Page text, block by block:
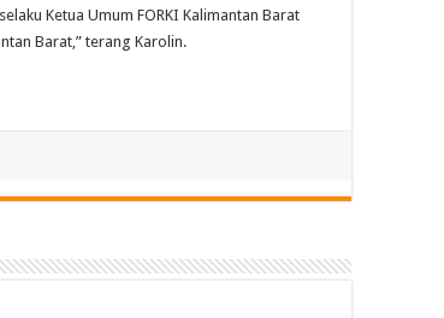
Ketua Umum FORKI Kalimantan Barat
Barat,” terang Karolin.